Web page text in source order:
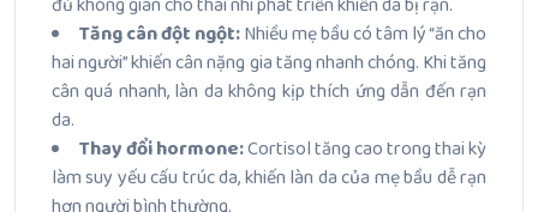
Tăng cân đột ngột:Nhiều mẹ bầu có tâm lý “ăn cho
hai người” khiến cân nặng gia tăng nhanh chóng. Khi tăng
cân quá nhanh, làn da không kịp thích ứng dẫn đến rạn
da.
Thay đổi hormone:Cortisol tăng cao trong thai kỳ
làm suy yếu cấu trúc da, khiến làn da của mẹ bầu dễ rạn